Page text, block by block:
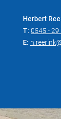
Herbert
T: 0545 - 29
E: